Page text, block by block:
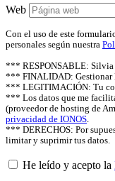
Web
Con el uso de este
personales según nuestra
*** RESPONSABLE: Silvia
*** FINALIDAD: Gestionar
*** LEGITIMACIÓN: Tu
*** Los datos que me
(proveedor de hosting de
privacidad de IONOS.
*** DERECHOS: Por
limitar y suprimir tus datos.
He leído y acepto la